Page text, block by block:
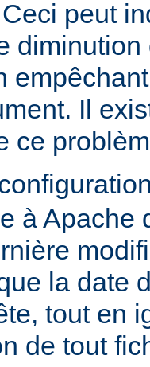
peut
Il
ce
à Apache
la date
tout en
de tout